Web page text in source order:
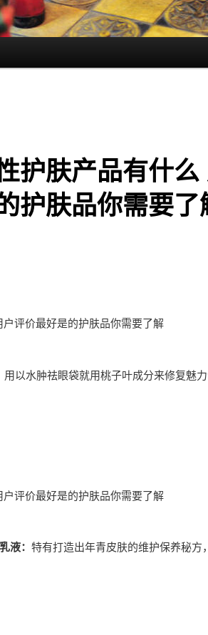
护肤产品有什么
护肤品你需要了
评价最好是的护肤品你需要了解
用以水肿祛眼袋就用桃子叶成分来修复魅
评价最好是的护肤品你需要了解
液： 特有打造出年青皮肤的维护保养秘方